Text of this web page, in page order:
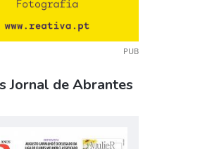
PUB
Jornal de Abrantes